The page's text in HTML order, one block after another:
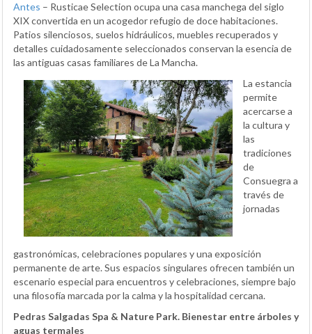
Antes – Rusticae Selection ocupa una casa manchega del siglo
XIX convertida en un acogedor refugio de doce habitaciones.
Patios silenciosos, suelos hidráulicos, muebles recuperados y
detalles cuidadosamente seleccionados conservan la esencia de
las antiguas casas familiares de La Mancha.
La estancia
permite
acercarse a
la cultura y
las
tradiciones
de
Consuegra a
través de
jornadas
gastronómicas, celebraciones populares y una exposición
permanente de arte. Sus espacios singulares ofrecen también un
escenario especial para encuentros y celebraciones, siempre bajo
una filosofía marcada por la calma y la hospitalidad cercana.
Pedras Salgadas Spa & Nature Park. Bienestar entre árboles y
aguas termales